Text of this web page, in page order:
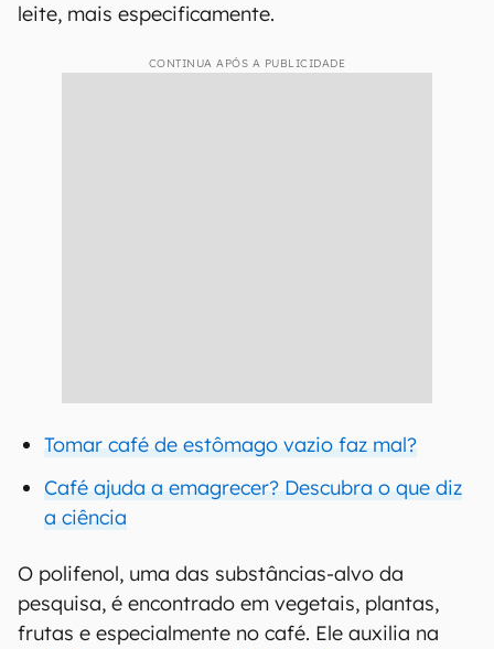
leite, mais especificamente.
CONTINUA APÓS A PUBLICIDADE
Tomar café de estômago vazio faz mal?
Café ajuda a emagrecer? Descubra o que diz
a ciência
O polifenol, uma das substâncias-alvo da
pesquisa, é encontrado em vegetais, plantas,
frutas e especialmente no café. Ele auxilia na